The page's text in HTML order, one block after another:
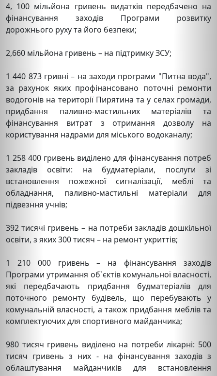
4, 100 мільйона гривень видатків передбачено на
фінансування заходів Програми розвитку
дорожнього руху та його безпеки;
2,660 мільйона гривень – на підтримку ЗСУ;
1 440 873 гривні – на заходи програми "Питна вода",
за рахунок яких профінансовано поточні ремонти
водогонів на території Пирятина та у селах громади,
придбання паливно-мастильних матеріалів та
фінансування витрат з отримання дозволу на
користування надрами для міського водоканалу;
1 258 400 гривень виділено для фінансування потреб
закладів освіти: на будматеріали, послуги зі
встановлення пожежної сигналізації, меблі та
обладнання, паливно-мастильні матеріали для
підвезння учнів;
392 тисячі гривень – на потреби закладів дошкільної
освіти, з яких 300 тисяч – на ремонт укриттів;
1 210 000 гривень – на фінансування заходів
Програми утримання об`єктів комунальної власності,
які передбачають придбання будматеріалів для
поточного ремонту будівель, що перебувають у
комунальній власності, а також придбання меблів та
комплектуючих для спортивного майданчика;
980 тисяч гривень виділено на потреби лікарні: 500
тисяч гривень з них - на фінансування заходів з
облаштування майданчиків для встановлення